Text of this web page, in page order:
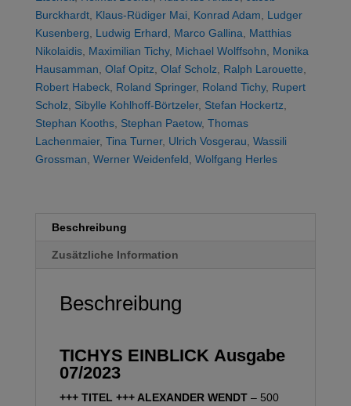
Burckhardt, Klaus-Rüdiger Mai, Konrad Adam, Ludger
Kusenberg, Ludwig Erhard, Marco Gallina, Matthias
Nikolaidis, Maximilian Tichy, Michael Wolffsohn, Monika
Hausamman, Olaf Opitz, Olaf Scholz, Ralph Larouette,
Robert Habeck, Roland Springer, Roland Tichy, Rupert
Scholz, Sibylle Kohlhoff-Börtzeler, Stefan Hockertz,
Stephan Kooths, Stephan Paetow, Thomas
Lachenmaier, Tina Turner, Ulrich Vosgerau, Wassili
Grossman, Werner Weidenfeld, Wolfgang Herles
Beschreibung
Zusätzliche Information
Beschreibung
TICHYS EINBLICK Ausgabe
07/2023
+++ TITEL +++ ALEXANDER WENDT – 500